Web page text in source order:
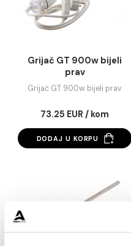
Grijač GT 900w bijeli
prav
Grijač GT 900w bijeli prav
73.25 EUR / kom